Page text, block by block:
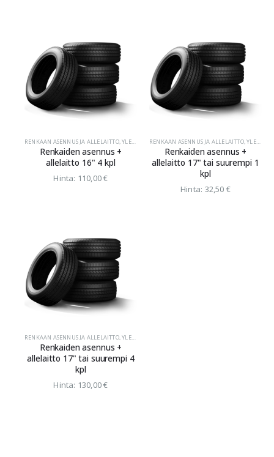
RENKAAN ASENNUS JA ALLELAITTO,YLEINEN
Renkaiden asennus +
allelaitto 16" 4 kpl
Hinta: 110,00€
RENKAAN ASENNUS JA ALLELAITTO,YLEINEN
Renkaiden asennus +
allelaitto 17" tai suurempi 1
kpl
Hinta: 32,50 €
RENKAAN ASENNUS JA ALLELAITTO,YLEINEN
Renkaiden asennus +
allelaitto 17" tai suurempi 4
kpl
Hinta: 130,00€